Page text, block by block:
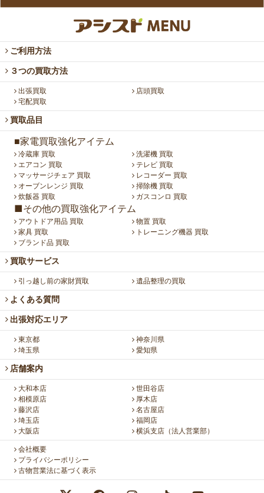
ご利用方法
３つの買取方法
出張買取
店頭買取
宅配買取
買取品目
■家電買取強化アイテム
冷蔵庫 買取
洗濯機 買取
エアコン 買取
テレビ 買取
マッサージチェア 買取
レコーダー 買取
オーブンレンジ 買取
掃除機 買取
炊飯器 買取
ガスコンロ 買取
■その他の買取強化アイテム
アウトドア用品 買取
物置 買取
家具 買取
トレーニング機器 買取
ブランド品 買取
買取サービス
引っ越し前の家財買取 遺品整理の買取
よくある質問
出張対応エリア
東京都
神奈川県
埼玉県
愛知県
店舗案内
大和本店
世田谷店
相模原店
厚木店
藤沢店
名古屋店
埼玉店
福岡店
大阪店
横浜支店（法人営業部）
会社概要
プライバシーポリシー
古物営業法に基づく表示